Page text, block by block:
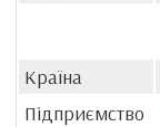
Країна
Підприємство